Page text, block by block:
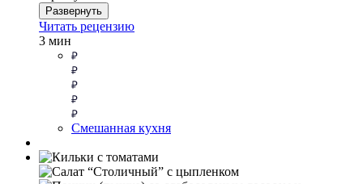
Развернуть
Читать рецензию
3 мин
Смешанная кухня